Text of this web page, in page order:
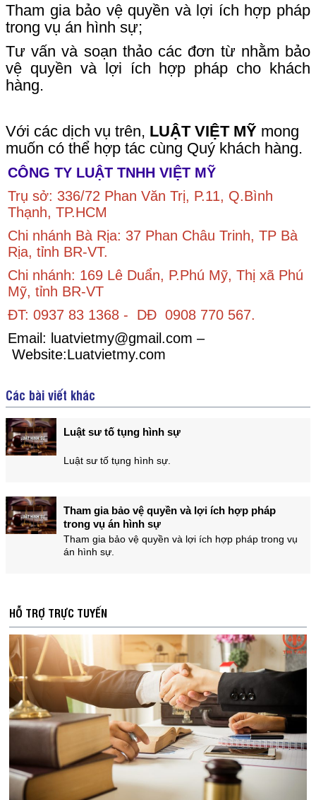
Tham gia bảo vệ quyền và lợi ích hợp pháp
trong vụ án hình sự;
Tư vấn và soạn thảo các đơn từ nhằm bảo
vệ quyền và lợi ích hợp pháp cho khách
hàng.
Với các dịch vụ trên, LUẬT VIỆT MỸ mong
muốn có thể hợp tác cùng Quý khách hàng.
CÔNG TY LUẬT TNHH VIỆT MỸ
Trụ sở: 336/72 Phan Văn Trị, P.11, Q.Bình
Thạnh, TP.HCM
Chi nhánh Bà Rịa: 37 Phan Châu Trinh, TP Bà
Rịa, tỉnh BR-VT.
Chi nhánh: 169 Lê Duẩn, P.Phú Mỹ, Thị xã Phú
Mỹ, tỉnh BR-VT
ĐT: 0937 83 1368 - DĐ 0908 770 567.
Email: luatvietmy@gmail.com –
Website:Luatvietmy.com
Các bài viết khác
Luật sư tố tụng hình sự
Luật sư tố tụng hình sự.
Tham gia bảo vệ quyền và lợi ích hợp pháp
trong vụ án hình sự
Tham gia bảo vệ quyền và lợi ích hợp pháp trong vụ
án hình sự.
HỖ TRỢ TRỰC TUYẾN